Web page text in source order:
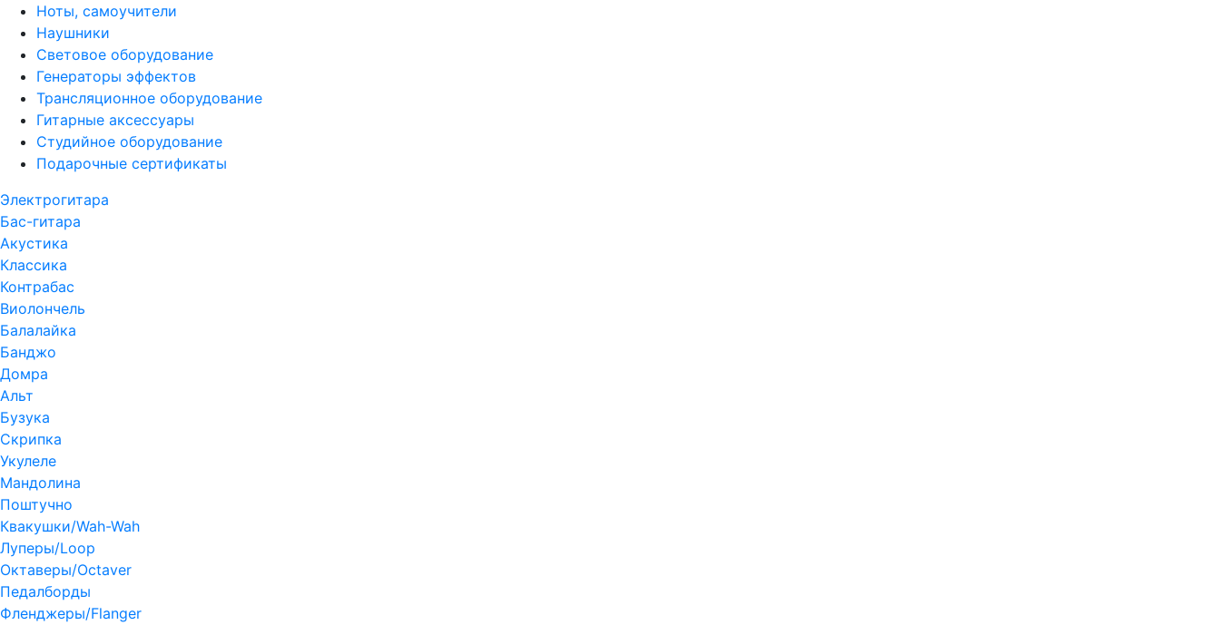
Ноты, самоучители
Наушники
Световое оборудование
Генераторы эффектов
Трансляционное оборудование
Гитарные аксессуары
Студийное оборудование
Подарочные сертификаты
Электрогитара
Бас-гитара
Акустика
Классика
Контрабас
Виолончель
Балалайка
Банджо
Домра
Альт
Бузука
Скрипка
Укулеле
Мандолина
Поштучно
Квакушки/Wah-Wah
Луперы/Loop
Октаверы/Octaver
Педалборды
Фленджеры/Flanger